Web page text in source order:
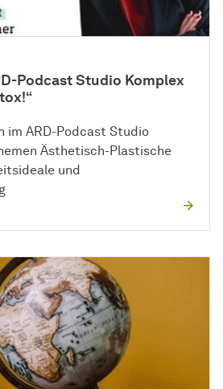
Podcast Studio Komplex
im ARD-Podcast Studio
Ästhetisch-Plastische
und